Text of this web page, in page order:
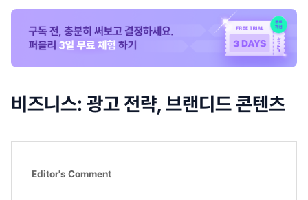
비즈니스: 광고 전략, 브랜디드 콘텐츠
Editor's Comment